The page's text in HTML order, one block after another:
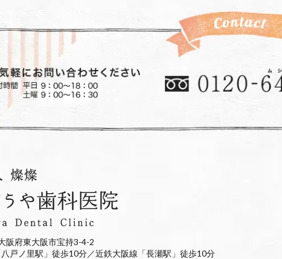
阪府東大阪市宝持3-4-2
戸ノ里駅」徒歩10分／近鉄大阪線「長瀬駅」徒歩10分